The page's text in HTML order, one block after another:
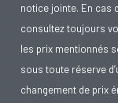
notice jointe. En cas
consultez toujours
les prix mentionnés
sous toute réserve
changement de prix